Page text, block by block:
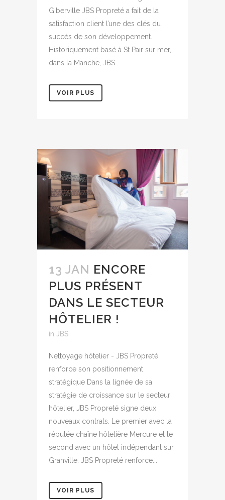
Giberville JBS Propreté a fait de la
satisfaction client l’une des clés du
succès de son développement.
Historiquement basé à St Pair sur mer,
dans la Manche, JBS...
VOIR PLUS
13 JAN ENCORE
PLUS PRÉSENT
DANS LE SECTEUR
HÔTELIER !
in JBS
Nettoyage hôtelier - JBS Propreté
renforce son positionnement
stratégique Dans la lignée de sa
stratégie de croissance sur le secteur
hôtelier, JBS Propreté signe deux
nouveaux contrats. Le premier avec la
réputée chaîne hôtelière Mercure et le
second avec un hôtel indépendant sur
Granville. JBS Propreté renforce...
VOIR PLUS